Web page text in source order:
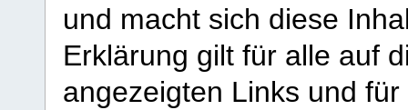
und macht sich diese
Erklärung gilt für alle auf
angezeigten Links und